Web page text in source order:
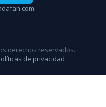
derechos reservados.
de privacidad